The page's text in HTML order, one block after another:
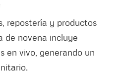
repostería y productos
de novena incluye
en vivo, generando un